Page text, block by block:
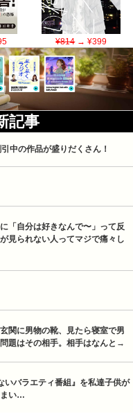
¥814→ ¥399
記事
中の作品が盛りだくさん！
「自分は好きなんで〜」って反
見られない人ってマジで痛々し
関に男物の靴、見たら寝室で男
題はその相手。相手はなんと→
いバラエティ番組』を私達子供が
まい…